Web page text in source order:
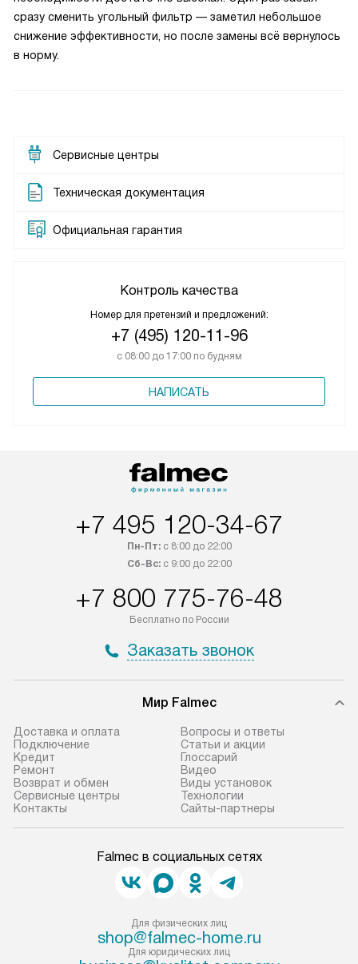
сразу сменить угольный фильтр — заметил небольшое
снижение эффективности, но после замены всё вернулось
в норму.
Сервисные центры
Техническая документация
Официальная гарантия
Контроль качества
Номер для претензий и предложений:
+7 (495) 120-11-96
с 08:00 до 17:00 по будням
НАПИСАТЬ
+7 495 120-34-67
Пн-Пт:с 8:00 до 22:00
Сб-Вс:с 9:00 до 22:00
+7 800 775-76-48
Бесплатно по России
Заказать звонок
Мир Falmec
Доставка и оплата
Подключение
Кредит
Ремонт
Возврат и обмен
Сервисные центры
Контакты
Вопросы и ответы
Статьи и акции
Глоссарий
Видео
Виды установок
Технологии
Сайты-партнеры
Falmec в социальных сетях
Для физических лиц
shop@falmec-home.ru
Для юридических лиц